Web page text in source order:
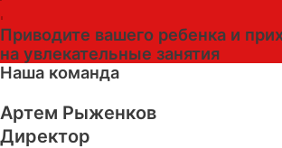
Приводите вашего ребенка и
на увлекательные занятия
Наша команда
Артем Рыженков
Директор